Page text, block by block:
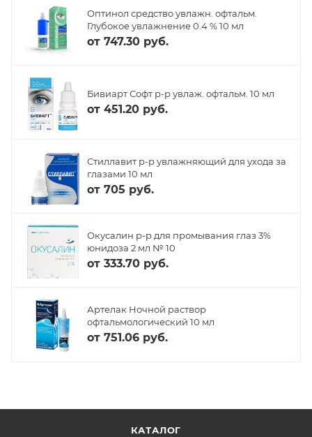
Оптинол средство увлажн. офтальм.
Глубокое увлажнение 0.4 % 10 мл
от 747.30 руб.
Бивиарт Софт р-р увлаж. офтальм. 10 мл
от 451.20 руб.
Стиллавит р-р увлажняющий для ухода за
глазами 10 мл
от 705 руб.
Окусалин р-р для промывания глаз 3%
юнидоза 2 мл № 10
от 333.70 руб.
Артелак Ночной раствор
офтальмологический 10 мл
от 751.06 руб.
КАТАЛОГ